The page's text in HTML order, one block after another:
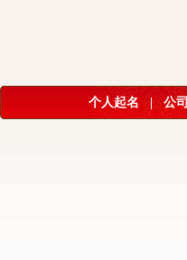
个人起名 公